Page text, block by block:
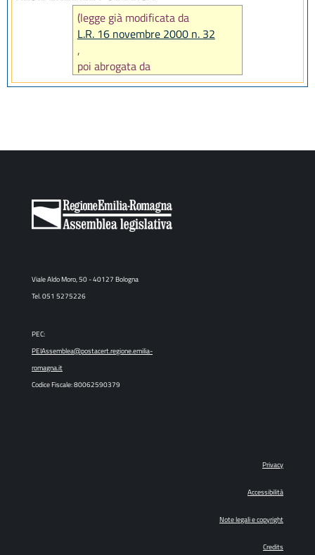
(legge già modificata da
L.R. 16 novembre 2000 n. 32
,
poi abrogata da
art. 59 L.R. 8 agosto 2001 n. 24
Viale Aldo Moro, 50 - 40127 Bologna
Tel. 051 5275226
PEC:
PEIAssemblea@postacert.regione.emilia-
romagna.it
Codice Fiscale: 80062590379
Privacy
Accessibilità
Note legali e copyright
Credits